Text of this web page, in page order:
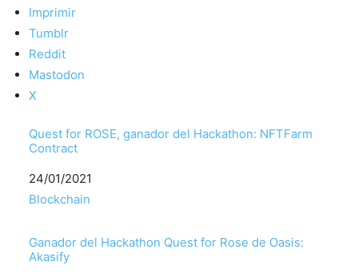
Imprimir
Tumblr
Reddit
Mastodon
X
Quest for ROSE, ganador del Hackathon: NFTFarm
Contract
Fecha
24/01/2021
Respecto a
Blockchain
Ganador del Hackathon Quest for Rose de Oasis:
Akasify